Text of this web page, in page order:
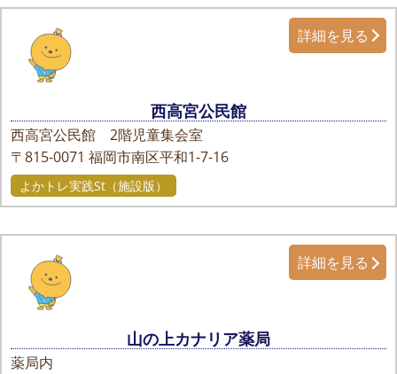
西高宮公民館
西高宮公民館 2階児童集会室
〒815-0071 福岡市南区平和1-7-16
詳細を見る
よかトレ実践St（施設版）
山の上カナリア薬局
薬局内
詳細を見る